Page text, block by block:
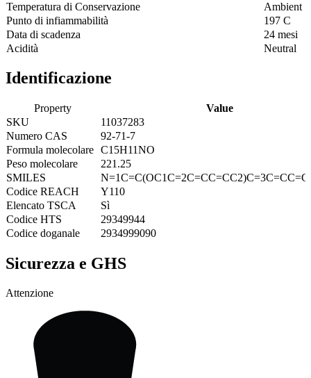
Temperatura di Conservazione
Ambient
Punto di infiammabilità
197 C
Data di scadenza
24 mesi
Acidità
Neutral
Identificazione
Property
Value
SKU
11037283
Numero CAS
92-71-7
Formula molecolare C15H11NO
Peso molecolare
221.25
SMILES
Codice REACH
Y110
Elencato TSCA
Sì
Codice HTS
29349944
Codice doganale
2934999090
Sicurezza e GHS
Attenzione